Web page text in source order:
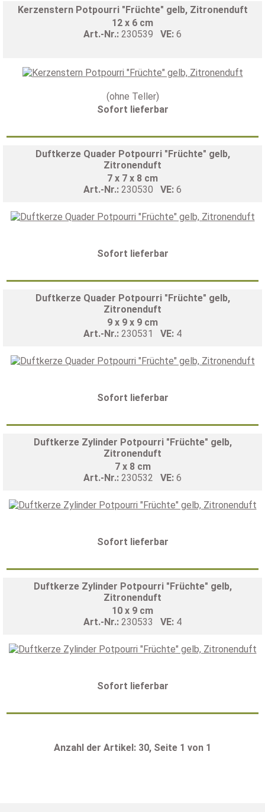
Kerzenstern Potpourri "Früchte" gelb, Zitronenduft
12 x 6 cm
Art.-Nr.: 230539 VE: 6
(ohne Teller)
Sofort lieferbar
Duftkerze Quader Potpourri "Früchte" gelb,
Zitronenduft
7 x 7 x 8 cm
Art.-Nr.: 230530 VE: 6
Sofort lieferbar
Duftkerze Quader Potpourri "Früchte" gelb,
Zitronenduft
9 x 9 x 9 cm
Art.-Nr.: 230531 VE: 4
Sofort lieferbar
Duftkerze Zylinder Potpourri "Früchte" gelb,
Zitronenduft
7 x 8 cm
Art.-Nr.: 230532 VE: 6
Sofort lieferbar
Duftkerze Zylinder Potpourri "Früchte" gelb,
Zitronenduft
10 x 9 cm
Art.-Nr.: 230533 VE: 4
Sofort lieferbar
Anzahl der Artikel: 30, Seite 1 von 1